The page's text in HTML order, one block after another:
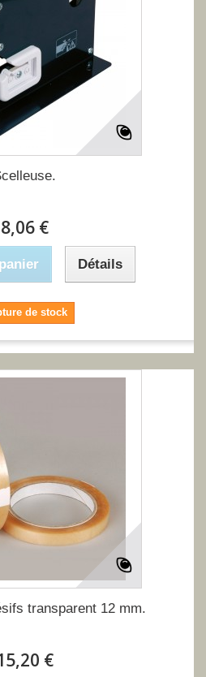
8,06 €
Détails
de stock
transparent 12 mm.
€